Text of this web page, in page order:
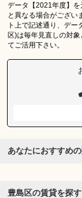
データ【2021年度】
と異なる場合がござい
ト上で記述通り、デ
区)は毎年見直しの対
てご活用下さい。
あなたにおすすめ
豊島区の賃貸を探す